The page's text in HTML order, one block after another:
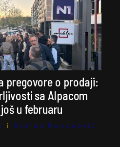
pregovore o prodaji:
sa Alpacom
u februaru
i Stefan Kosanović